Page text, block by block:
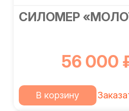
СИЛОМЕР
56 000
В корзину